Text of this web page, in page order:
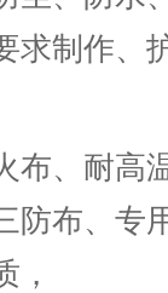
求制作、
布、耐高
防布、专
，